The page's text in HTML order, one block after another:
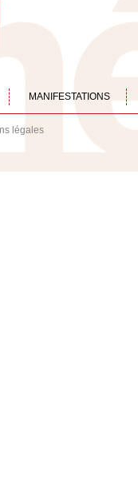
MANIFESTATIONS
légales